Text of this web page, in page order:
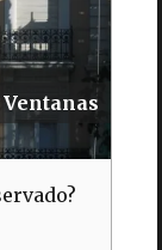
Ventanas